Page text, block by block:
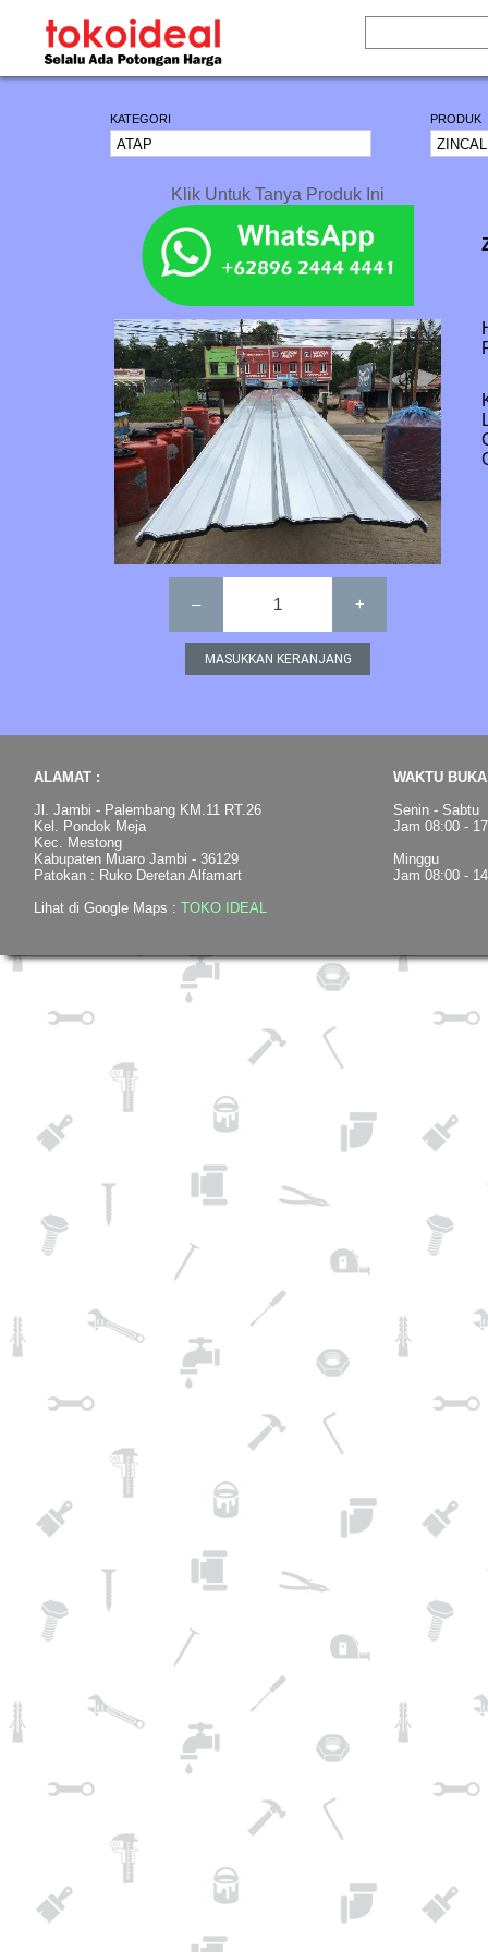
KATEGORI PRODUK
Klik Untuk Tanya Produk Ini
– 1 +
ALAMAT :
Jl. Jambi - Palembang KM.11 RT.26
Kel. Pondok Meja
Kec. Mestong
Kabupaten Muaro Jambi - 36129
Patokan : Ruko Deretan Alfamart
Lihat di Google Maps : TOKO IDEAL
WAKTU
Senin - Sabtu
Jam 08:00 -
Minggu
Jam 08:00 -